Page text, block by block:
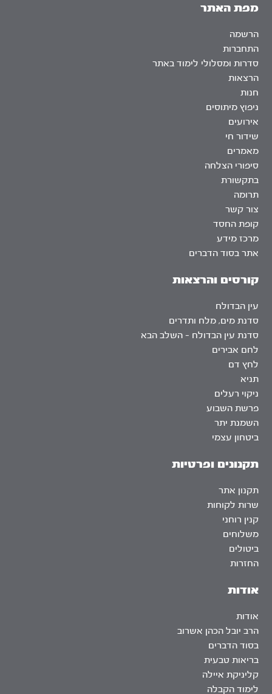
אודות
אודות
הרב יובל הכהן אשרוב
בסוד הדברים
בריאות טבעית
קליניקת איילה
לימוד הקבלה
מפת האתר
הרשמה
התחברות
סדרות ומסלולי לימוד באתר
הרצאות
חנות
ניפוץ מיתוסים
אירועים
שידור חי
מאמרים
סיפורי הצלחה
בתקשורת
תרומה
צור קשר
קופת החסד
מרכז מידע
אתר בסוד הדברים
קורסים והרצאות
עין הבדולח
סדנת מים, מלח ותדרים
סדנת עין הבדולח – השלב הבא
לחם אבירים
לחץ דם
תניא
ניקוי רעלים
פרשת השבוע
השמנת יתר
ביטחון עצמי
תקנונים ופרטיות
תקנון אתר
שרות לקוחות
קנין רוחני
משלוחים
ביטולים
החזרות